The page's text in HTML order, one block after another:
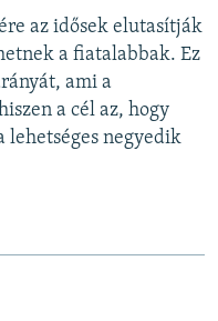
az idősek elutasítják
a fiatalabbak. Ez
ami a
a cél az, hogy
negyedik